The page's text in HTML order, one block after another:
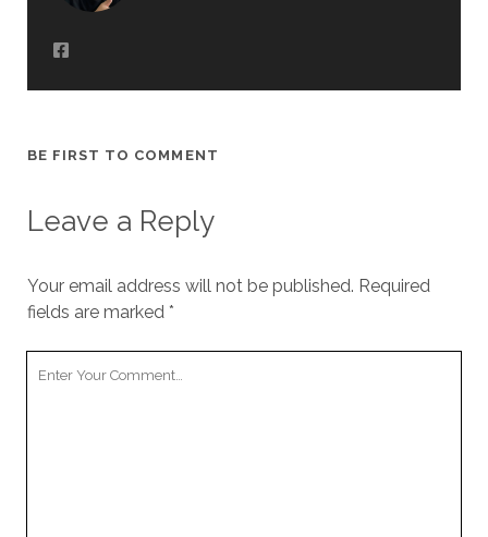
BE FIRST TO COMMENT
Leave a Reply
Your email address will not be published. Required
fields are marked *